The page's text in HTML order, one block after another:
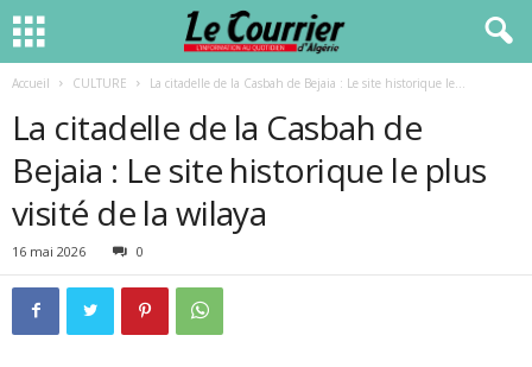
Accueil CULTURE La citadelle de la Casbah de Bejaia : Le site historique le...
La citadelle de la Casbah de
Bejaia : Le site historique le plus
visité de la wilaya
16 mai 2026 0